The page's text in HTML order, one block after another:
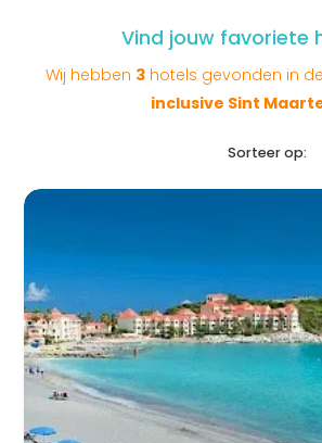
Vind jouw favoriete
Wij hebben 3 hotels gevonden in
inclusive Sint
Sorteer op: